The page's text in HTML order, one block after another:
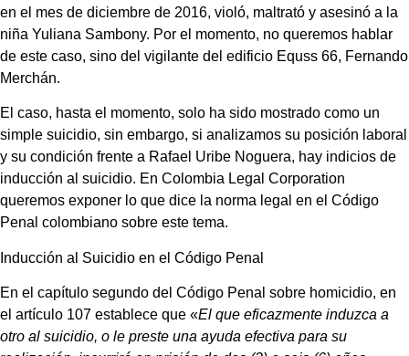
en el mes de diciembre de 2016, violó, maltrató y asesinó a la
niña Yuliana Sambony. Por el momento, no queremos hablar
de este caso, sino del vigilante del edificio Equss 66, Fernando
Merchán.
El caso, hasta el momento, solo ha sido mostrado como un
simple suicidio, sin embargo, si analizamos su posición laboral
y su condición frente a Rafael Uribe Noguera, hay indicios de
inducción al suicidio. En Colombia Legal Corporation
queremos exponer lo que dice la norma legal en el Código
Penal colombiano sobre este tema.
Inducción al Suicidio en el Código Penal
En el capítulo segundo del Código Penal sobre homicidio, en
el artículo 107 establece que «El que eficazmente induzca a
otro al suicidio, o le preste una ayuda efectiva para su